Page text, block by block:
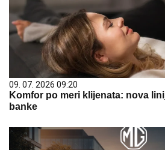
09. 07. 2026 09:20
Komfor po meri klijenata: nova
banke